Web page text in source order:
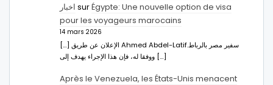
اخبار surÉgypte: Une nouvelle option de visa
pour les voyageurs marocains
14 mars 2026
[…] الإعلان عن طريق Ahmed Abdel-Latifسفير مصر بالرباط.
ووفقا له، فإن هذا الإجراء يهدف إلى […]
Après le Venezuela, les États-Unis menacent